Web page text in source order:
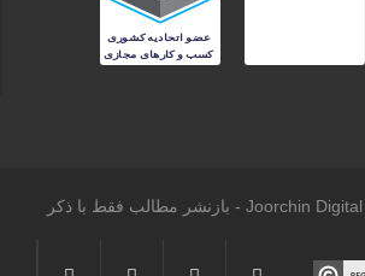
Joorchin Digital Marketing Agency - بازنشر مطالب فقط با ذکر